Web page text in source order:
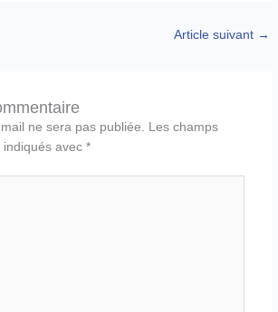
Article suivant →
ne sera pas publiée.
Les champs
avec *